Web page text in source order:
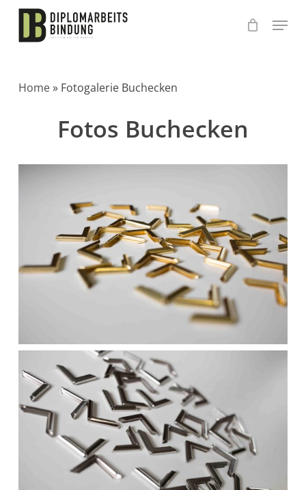
Skip
main
Home» Fotogalerie Buchecken
Fotos Buchecken